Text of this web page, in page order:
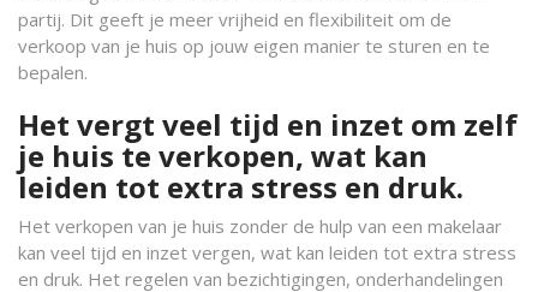
partij. Dit geeft je meer vrijheid en flexibiliteit om de
verkoop van je huis op jouw eigen manier te sturen en te
bepalen.
Het vergt veel tijd en inzet om zelf
je huis te verkopen, wat kan
leiden tot extra stress en druk.
Het verkopen van je huis zonder de hulp van een makelaar
kan veel tijd en inzet vergen, wat kan leiden tot extra stress
en druk. Het regelen van bezichtigingen, onderhandelingen